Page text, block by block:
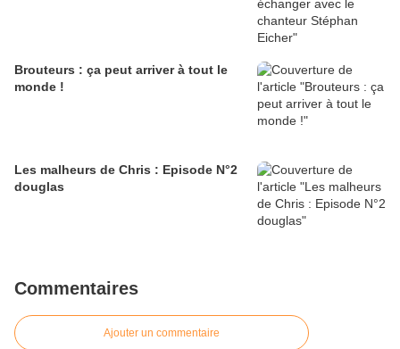
Brouteurs : ça peut arriver à tout le
monde !
Les malheurs de Chris : Episode N°2
douglas
Commentaires
Ajouter un commentaire